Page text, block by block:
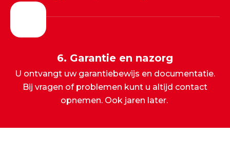
6. Garantie en nazorg
U ontvangt uw garantiebewijs en documentatie.
Bij vragen of problemen kunt u altijd contact
opnemen. Ook jaren later.